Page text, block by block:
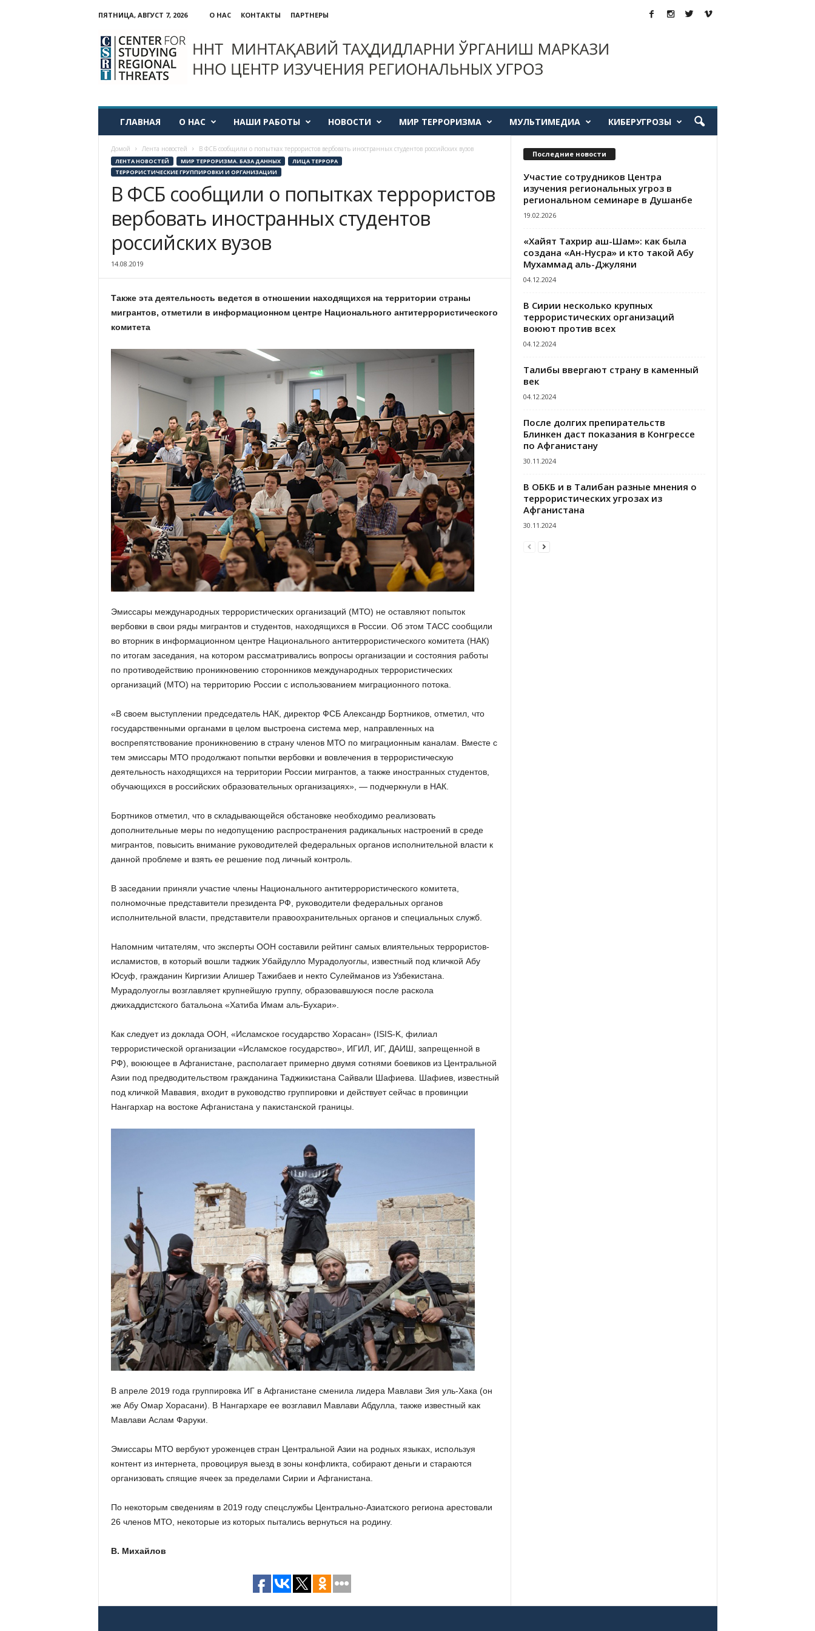
ПЯТНИЦА, АВГУСТ 7, 2026 О НАС КОНТАКТЫ
ПАРТНЕРЫ
Центр
изучения
региональных
угроз
ГЛАВНАЯ О НАС НАШИ РАБОТЫ НОВОСТИ МИР ТЕРРОРИЗМА МУЛЬТИМЕДИА КИБЕРУГРОЗЫ
Домой Лента новостей В ФСБ сообщили о попытках террористов вербовать иностранных студентов российских вузов
ЛЕНТА НОВОСТЕЙ МИР ТЕРРОРИЗМА. БАЗА ДАННЫХ
ЛИЦА ТЕРРОРА
ТЕРРОРИСТИЧЕСКИЕ ГРУППИРОВКИ И ОРГАНИЗАЦИИ
В ФСБ сообщили о попытках террористов
вербовать иностранных студентов
российских вузов
14.08.2019
Также эта деятельность ведется в отношении находящихся на территории страны
мигрантов, отметили в информационном центре Национального антитеррористического
комитета
Эмиссары международных террористических организаций (МТО) не оставляют попыток
вербовки в свои ряды мигрантов и студентов, находящихся в России. Об этом ТАСС сообщили
во вторник в информационном центре Национального антитеррористического комитета (НАК)
по итогам заседания, на котором рассматривались вопросы организации и состояния работы
по противодействию проникновению сторонников международных террористических
организаций (МТО) на территорию России с использованием миграционного потока.
«В своем выступлении председатель НАК, директор ФСБ Александр Бортников, отметил, что
государственными органами в целом выстроена система мер, направленных на
воспрепятствование проникновению в страну членов МТО по миграционным каналам. Вместе с
тем эмиссары МТО продолжают попытки вербовки и вовлечения в террористическую
деятельность находящихся на территории России мигрантов, а также иностранных студентов,
обучающихся в российских образовательных организациях», — подчеркнули в НАК.
Бортников отметил, что в складывающейся обстановке необходимо реализовать
дополнительные меры по недопущению распространения радикальных настроений в среде
мигрантов, повысить внимание руководителей федеральных органов исполнительной власти к
данной проблеме и взять ее решение под личный контроль.
В заседании приняли участие члены Национального антитеррористического комитета,
полномочные представители президента РФ, руководители федеральных органов
исполнительной власти, представители правоохранительных органов и специальных служб.
Напомним читателям, что эксперты ООН составили рейтинг самых влиятельных террористов-
исламистов, в который вошли таджик Убайдулло Мурадолуоглы, известный под кличкой Абу
Юсуф, гражданин Киргизии Алишер Тажибаев и некто Сулейманов из Узбекистана.
Мурадолуоглы возглавляет крупнейшую группу, образовавшуюся после раскола
джихаддистского батальона «Хатиба Имам аль-Бухари».
Как следует из доклада ООН, «Исламское государство Хорасан» (ISIS-K, филиал
террористической организации «Исламское государство», ИГИЛ, ИГ, ДАИШ, запрещенной в
РФ), воюющее в Афганистане, располагает примерно двумя сотнями боевиков из Центральной
Азии под предводительством гражданина Таджикистана Сайвали Шафиева. Шафиев, известный
под кличкой Мававия, входит в руководство группировки и действует сейчас в провинции
Нангархар на востоке Афганистана у пакистанской границы.
В апреле 2019 года группировка ИГ в Афганистане сменила лидера Мавлави Зия уль-Хака (он
же Абу Омар Хорасани). В Нангархаре ее возглавил Мавлави Абдулла, также известный как
Мавлави Аслам Фаруки.
Эмиссары МТО вербуют уроженцев стран Центральной Азии на родных языках, используя
контент из интернета, провоцируя выезд в зоны конфликта, собирают деньги и стараются
организовать спящие ячеек за пределами Сирии и Афганистана.
По некоторым сведениям в 2019 году спецслужбы Центрально-Азиатского региона арестовали
26 членов МТО, некоторые из которых пытались вернуться на родину.
В. Михайлов
Последние новости
Участие сотрудников Центра
изучения региональных угроз в
региональном семинаре в Душанбе
19.02.2026
«Хайят Тахрир аш-Шам»: как была
создана «Ан-Нусра» и кто такой Абу
Мухаммад аль-Джуляни
04.12.2024
В Сирии несколько крупных
террористических организаций
воюют против всех
04.12.2024
Талибы ввергают страну в каменный
век
04.12.2024
После долгих препирательств
Блинкен даст показания в Конгрессе
по Афганистану
30.11.2024
В ОБКБ и в Талибан разные мнения о
террористических угрозах из
Афганистана
30.11.2024